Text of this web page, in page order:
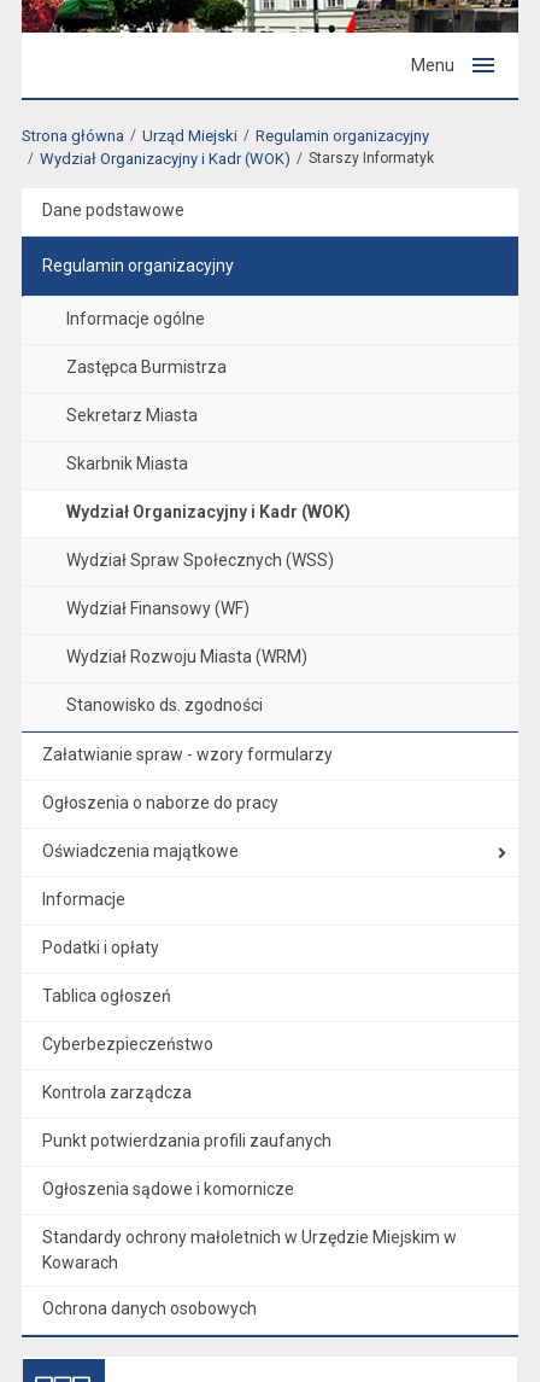
Menu
Strona główna Urząd Miejski
Regulamin organizacyjny
Wydział Organizacyjny i Kadr (WOK)
Starszy Informatyk
Dane podstawowe
Regulamin organizacyjny
Informacje ogólne
Zastępca Burmistrza
Sekretarz Miasta
Skarbnik Miasta
Wydział Organizacyjny i Kadr (WOK)
Wydział Spraw Społecznych (WSS)
Wydział Finansowy (WF)
Wydział Rozwoju Miasta (WRM)
Stanowisko ds. zgodności
Załatwianie spraw - wzory formularzy
Ogłoszenia o naborze do pracy
Oświadczenia majątkowe
Informacje
Podatki i opłaty
Tablica ogłoszeń
Cyberbezpieczeństwo
Kontrola zarządcza
Punkt potwierdzania profili zaufanych
Ogłoszenia sądowe i komornicze
Standardy ochrony małoletnich w Urzędzie Miejskim w
Kowarach
Ochrona danych osobowych